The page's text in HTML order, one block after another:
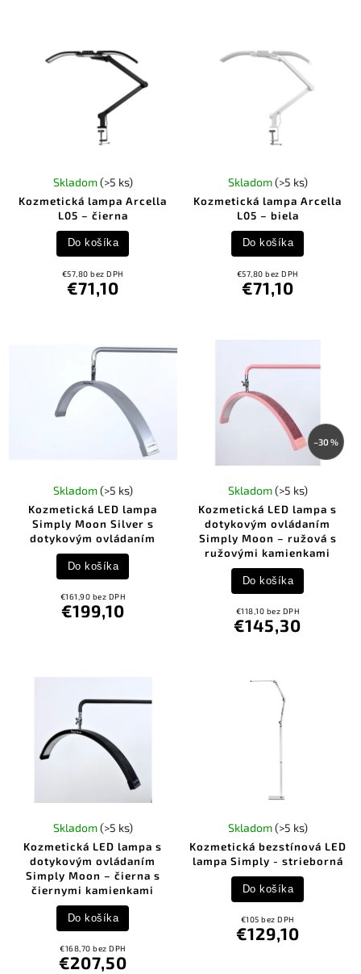
Najpredávanejšie
Kozmetická lampa Arcella
L05 – čierna
Skladom(>5 ks)
€57,80 bez DPH
€71,10
Do košíka
Kozmetická lampa Arcella
L05 – biela
Skladom(>5 ks)
€57,80 bez DPH
€71,10
Do košíka
Kozmetická LED lampa
Simply Moon Silver s
dotykovým ovládaním
Skladom(>5 ks)
€161,90 bez DPH
€199,10
Do košíka
–30 %
Kozmetická LED lampa s
dotykovým ovládaním
Simply Moon – ružová s
ružovými kamienkami
Skladom(>5 ks)
€118,10 bez DPH
€145,30
Do košíka
Kozmetická LED lampa s
dotykovým ovládaním
Simply Moon – čierna s
čiernymi kamienkami
Skladom(>5 ks)
€168,70 bez DPH
€207,50
Do košíka
Kozmetická bezstínová LED
lampa Simply - strieborná
Skladom(>5 ks)
€105 bez DPH
€129,10
Do košíka